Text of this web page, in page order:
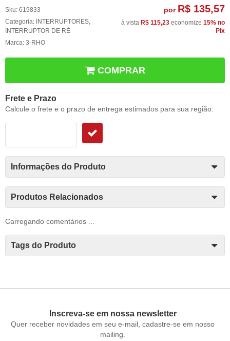
Sku: 619833
Categoria: INTERRUPTORES,
INTERRUPTOR DE RÉ
Marca: 3-RHO
por R$ 135,57
à vista R$ 115,23 economize 15% no
Pix
COMPRAR
Frete e Prazo
Calcule o frete e o prazo de entrega estimados para sua região:
Informações do Produto
Produtos Relacionados
Carregando comentários ...
Tags do Produto
Inscreva-se em nossa newsletter
Quer receber novidades em seu e-mail, cadastre-se em nosso
mailing.